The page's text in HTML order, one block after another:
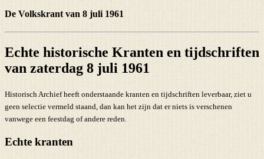
De Volkskrant van 8 juli 1961
Echte historische Kranten en tijdschriften
van zaterdag 8 juli 1961
Historisch Archief heeft onderstaande kranten en tijdschriften leverbaar, ziet u
geen selectie vermeld staand, dan kan het zijn dat er niets is verschenen
vanwege een feestdag of andere reden.
Echte kranten